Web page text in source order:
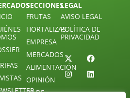
SECCIONES
FRUTAS
HORTALIZAS
EMPRESA
MERCADOS
ALIMENTACIÓN
OPINIÓN
30 DE
LEGAL
AVISO LEGAL
POLÍTICA DE
PRIVACIDAD